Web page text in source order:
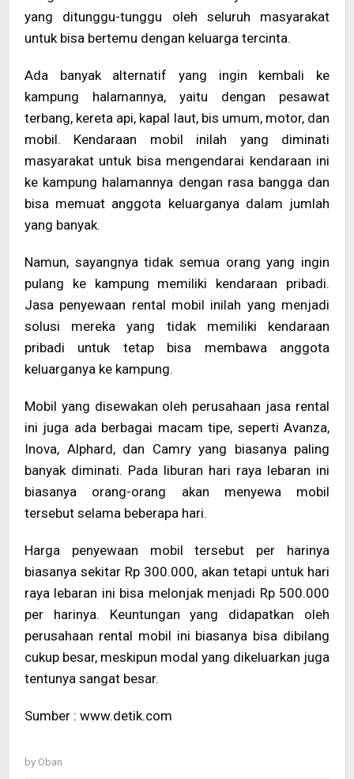
yang ditunggu-tunggu oleh seluruh masyarakat
untuk bisa bertemu dengan keluarga tercinta.
Ada banyak alternatif yang ingin kembali ke
kampung halamannya, yaitu dengan pesawat
terbang, kereta api, kapal laut, bis umum, motor, dan
mobil. Kendaraan mobil inilah yang diminati
masyarakat untuk bisa mengendarai kendaraan ini
ke kampung halamannya dengan rasa bangga dan
bisa memuat anggota keluarganya dalam jumlah
yang banyak.
Namun, sayangnya tidak semua orang yang ingin
pulang ke kampung memiliki kendaraan pribadi.
Jasa penyewaan rental mobil inilah yang menjadi
solusi mereka yang tidak memiliki kendaraan
pribadi untuk tetap bisa membawa anggota
keluarganya ke kampung.
Mobil yang disewakan oleh perusahaan jasa rental
ini juga ada berbagai macam tipe, seperti Avanza,
Inova, Alphard, dan Camry yang biasanya paling
banyak diminati. Pada liburan hari raya lebaran ini
biasanya orang-orang akan menyewa mobil
tersebut selama beberapa hari.
Harga penyewaan mobil tersebut per harinya
biasanya sekitar Rp 300.000, akan tetapi untuk hari
raya lebaran ini bisa melonjak menjadi Rp 500.000
per harinya. Keuntungan yang didapatkan oleh
perusahaan rental mobil ini biasanya bisa dibilang
cukup besar, meskipun modal yang dikeluarkan juga
tentunya sangat besar.
Sumber : www.detik.com
by Oban